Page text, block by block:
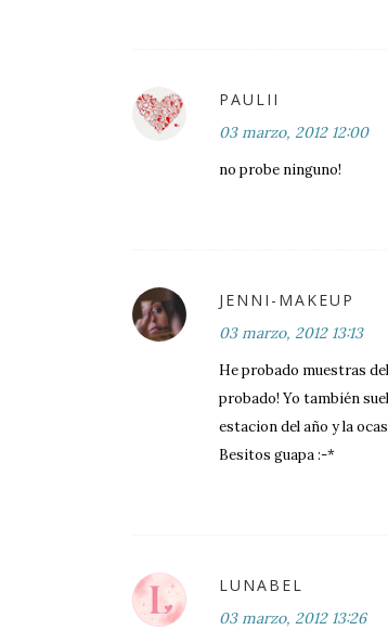
PAULII
03 marzo, 2012 12:00
no probe ninguno!
JENNI-MAKEUP
03 marzo, 2012 13:13
He probado muestras
probado! Yo también
estacion del año y la
Besitos guapa :-*
LUNABEL
03 marzo, 2012 13:26